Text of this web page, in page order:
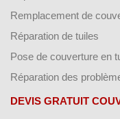
Remplacement de
Réparation de tuiles
Pose de couverture en
Réparation des
DEVIS GRATUIT